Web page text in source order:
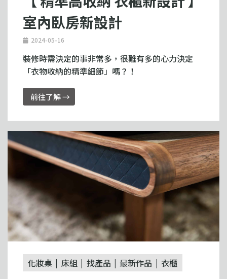
室內臥房新設計
2024-05-16
裝修時需決定的事非常多，很難有多的心力決定
「衣物收納的精準細節」嗎？！
前往了解 →
化妝桌 床組 找產品 最新作品 衣櫃